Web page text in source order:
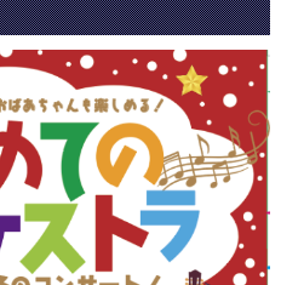
お問合せ
トップに戻る